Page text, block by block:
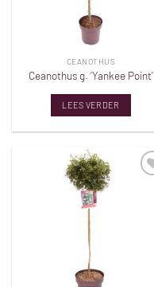
CEANOTHUS
Ceanothus g. ‘Yankee Point’
LEES VERDER